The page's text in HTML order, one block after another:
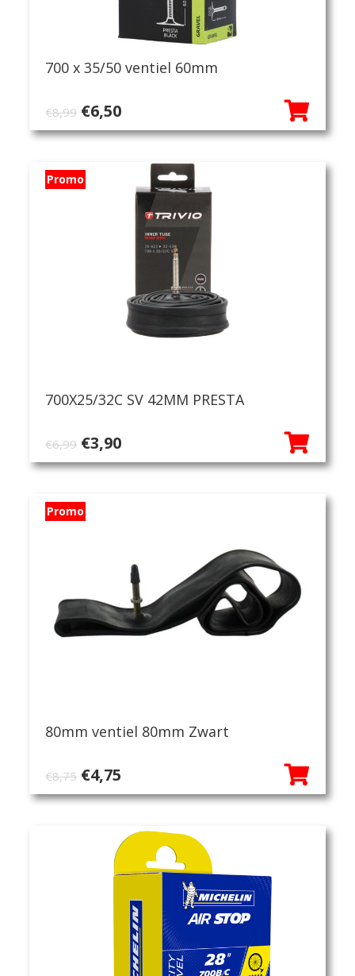
700 x 35/50 ventiel 60mm
€8,99 Oorspronkelijke
prijs
€8,99.
€6,50Huidige
prijs
€6,50.
Promo
700X25/32C SV 42MM PRESTA
€6,99 Oorspronkelijke
prijs
€6,99.
€3,90Huidige
prijs
Promo
80mm ventiel 80mm Zwart
€8,75 Oorspronkelijke
prijs
€8,75.
€4,75
prijs
€4,75.